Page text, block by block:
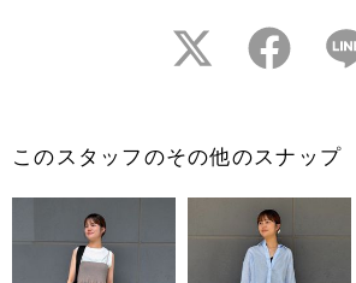
twitter facebook
このスタッフのその他のスナップ